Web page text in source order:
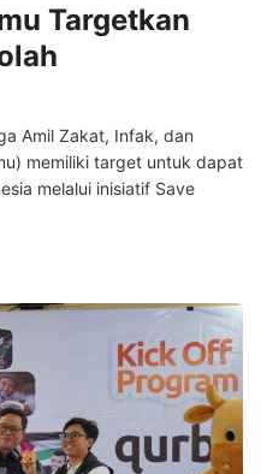
Targetkan
Amil Zakat, Infak, dan
memiliki target untuk dapat
melalui inisiatif Save